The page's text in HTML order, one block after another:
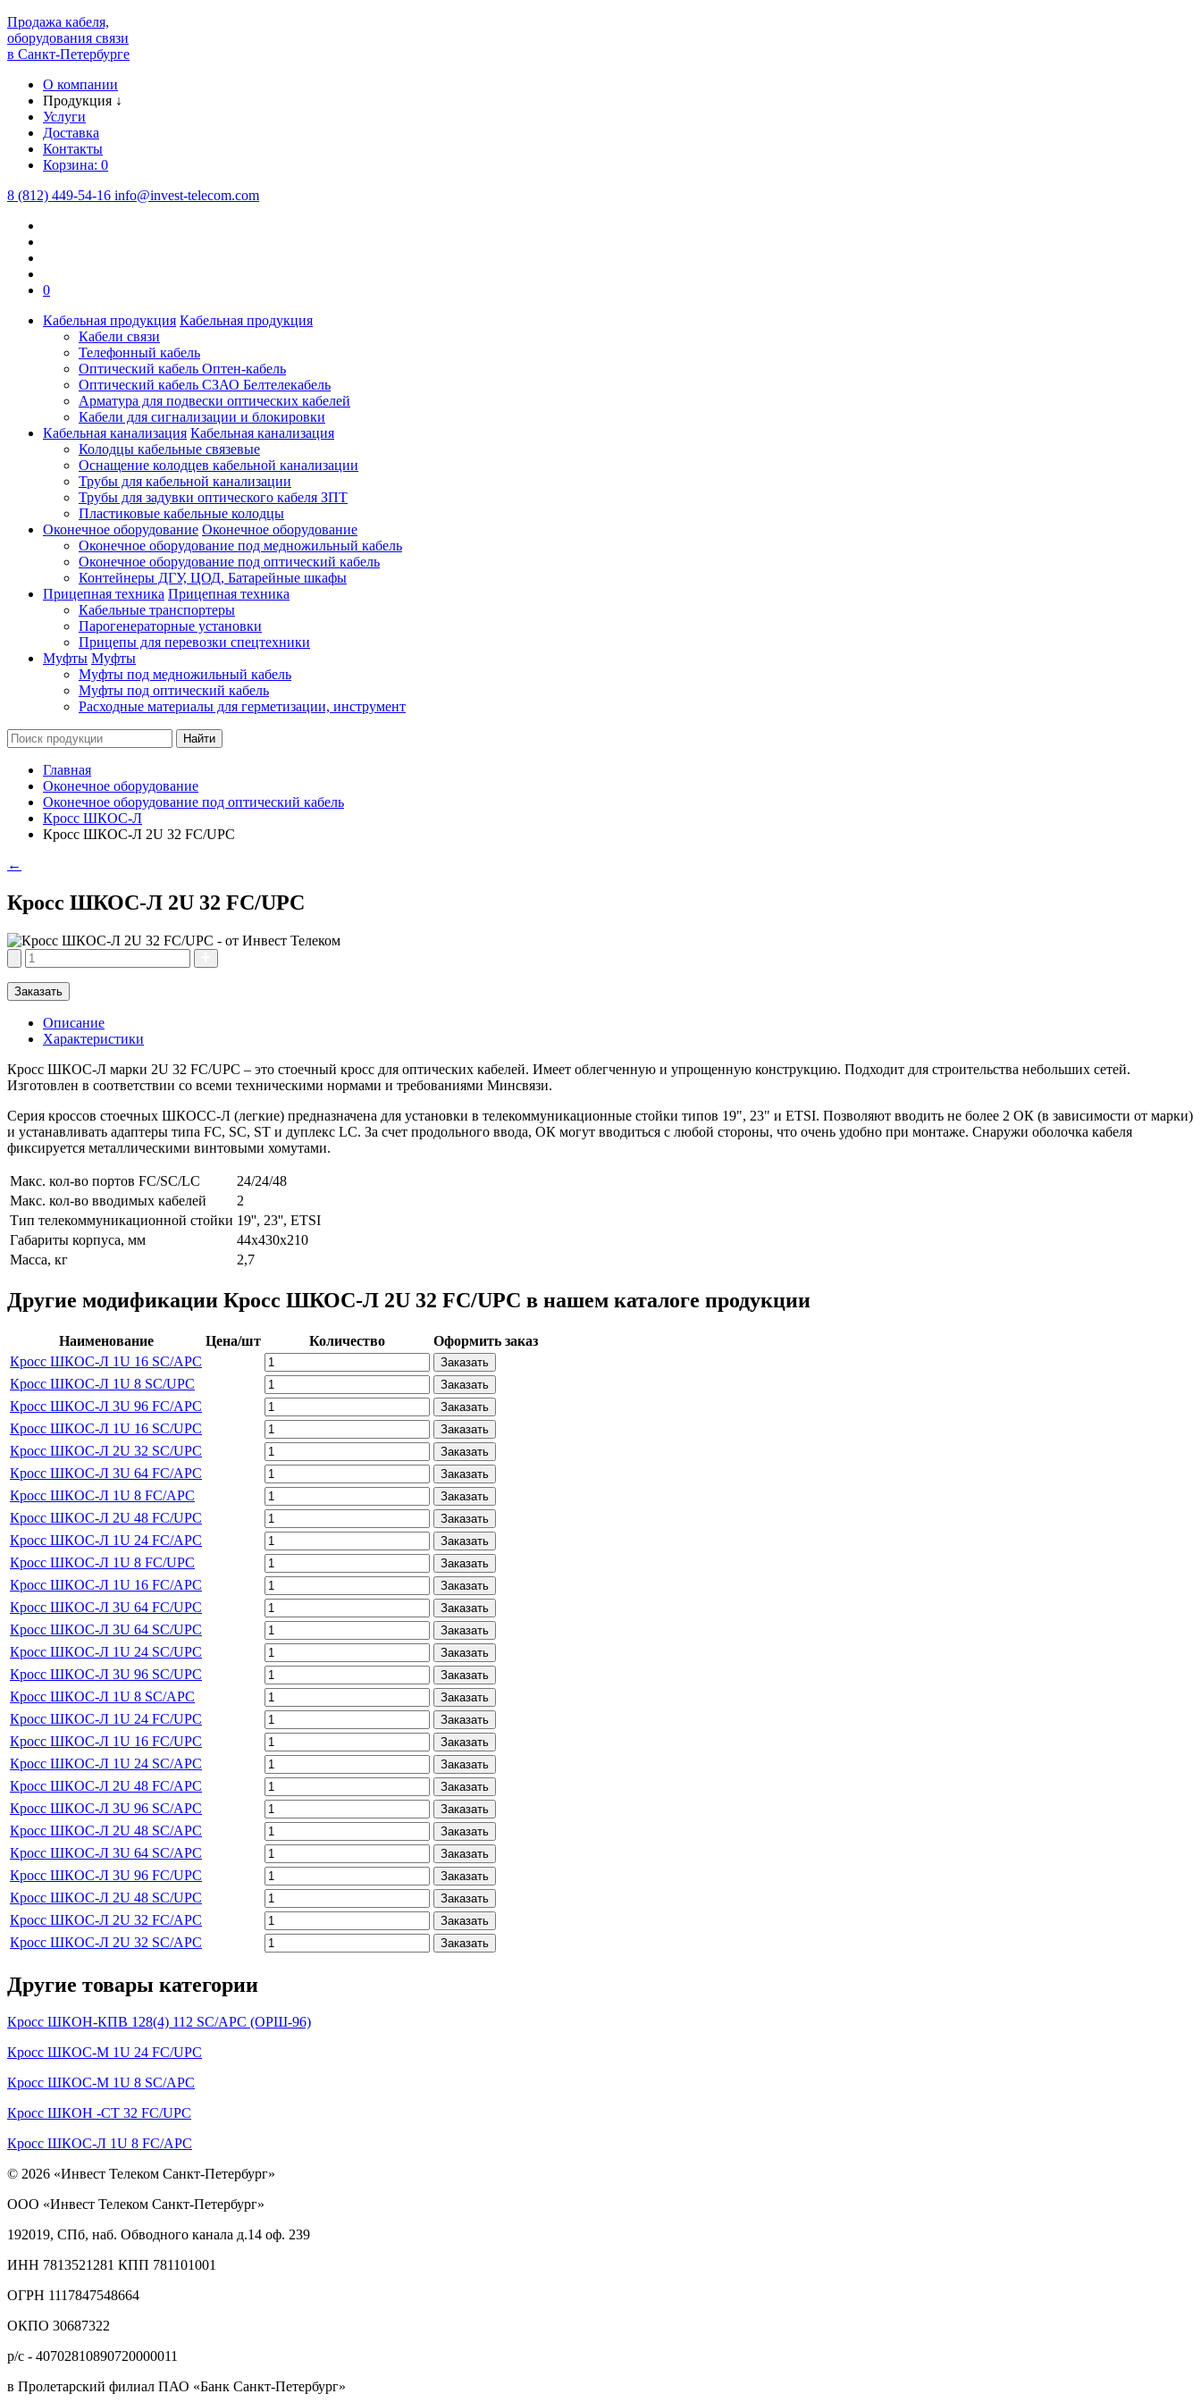
Продажа кабеля,
оборудования связи
в Санкт-Петербурге
О компании
Продукция ↓
Услуги
Доставка
Контакты
Корзина: 0
8 (812) 449-54-16 info@invest-telecom.com
0
Кабельная продукция Кабельная продукция
Кабели связи
Телефонный кабель
Оптический кабель Оптен-кабель
Оптический кабель СЗАО Белтелекабель
Арматура для подвески оптических кабелей
Кабели для сигнализации и блокировки
Кабельная канализация Кабельная канализация
Колодцы кабельные связевые
Оснащение колодцев кабельной канализации
Трубы для кабельной канализации
Трубы для задувки оптического кабеля ЗПТ
Пластиковые кабельные колодцы
Оконечное оборудование Оконечное оборудование
Оконечное оборудование под медножильный кабель
Оконечное оборудование под оптический кабель
Контейнеры ДГУ, ЦОД, Батарейные шкафы
Прицепная техника Прицепная техника
Кабельные транспортеры
Парогенераторные установки
Прицепы для перевозки спецтехники
Муфты Муфты
Муфты под медножильный кабель
Муфты под оптический кабель
Расходные материалы для герметизации, инструмент
Главная
Оконечное оборудование
Оконечное оборудование под оптический кабель
Кросс ШКОС-Л
Кросс ШКОС-Л 2U 32 FC/UPC
←
Кросс ШКОС-Л 2U 32 FC/UPC
Заказать
Описание
Характеристики
Кросс ШКОС-Л марки 2U 32 FC/UPC – это стоечный кросс для оптических кабелей. Имеет облегченную и упрощенную конструкцию. Подходит для строительства небольших сетей.
Изготовлен в соответствии со всеми техническими нормами и требованиями Минсвязи.
Серия кроссов стоечных ШКОСС-Л (легкие) предназначена для установки в телекоммуникационные стойки типов 19", 23" и ETSI. Позволяют вводить не более 2 ОК (в зависимости от марки)
и устанавливать адаптеры типа FC, SC, ST и дуплекс LC. За счет продольного ввода, ОК могут вводиться с любой стороны, что очень удобно при монтаже. Снаружи оболочка кабеля
фиксируется металлическими винтовыми хомутами.
Макс. кол-во портов FC/SC/LC
24/24/48
Макс. кол-во вводимых кабелей
2
Тип телекоммуникационной стойки 19'', 23'', ETSI
Габариты корпуса, мм
44х430х210
Масса, кг
2,7
Другие модификации Кросс ШКОС-Л 2U 32 FC/UPC в нашем каталоге продукции
Наименование Цена/шт Количество
Оформить заказ
Кросс ШКОС-Л 1U 16 SC/APC
Заказать
Кросс ШКОС-Л 1U 8 SC/UPC Заказать
Кросс ШКОС-Л 3U 96 FC/APC Заказать
Кросс ШКОС-Л 1U 16 SC/UPC Заказать
Кросс ШКОС-Л 2U 32 SC/UPC Заказать
Кросс ШКОС-Л 3U 64 FC/APC Заказать
Кросс ШКОС-Л 1U 8 FC/APC Заказать
Кросс ШКОС-Л 2U 48 FC/UPC Заказать
Кросс ШКОС-Л 1U 24 FC/APC Заказать
Кросс ШКОС-Л 1U 8 FC/UPC Заказать
Кросс ШКОС-Л 1U 16 FC/APC Заказать
Кросс ШКОС-Л 3U 64 FC/UPC Заказать
Кросс ШКОС-Л 3U 64 SC/UPC Заказать
Кросс ШКОС-Л 1U 24 SC/UPC Заказать
Кросс ШКОС-Л 3U 96 SC/UPC Заказать
Кросс ШКОС-Л 1U 8 SC/APC Заказать
Кросс ШКОС-Л 1U 24 FC/UPC Заказать
Кросс ШКОС-Л 1U 16 FC/UPC Заказать
Кросс ШКОС-Л 1U 24 SC/APC Заказать
Кросс ШКОС-Л 2U 48 FC/APC Заказать
Кросс ШКОС-Л 3U 96 SC/APC Заказать
Кросс ШКОС-Л 2U 48 SC/APC Заказать
Кросс ШКОС-Л 3U 64 SC/APC Заказать
Кросс ШКОС-Л 3U 96 FC/UPC Заказать
Кросс ШКОС-Л 2U 48 SC/UPC Заказать
Кросс ШКОС-Л 2U 32 FC/APC Заказать
Кросс ШКОС-Л 2U 32 SC/APC Заказать
Другие товары категории
Кросс ШКОН-КПВ 128(4) 112 SC/APC (ОРШ-96)
Кросс ШКОС-М 1U 24 FC/UPC
Кросс ШКОС-М 1U 8 SC/APC
Кросс ШКОН -СТ 32 FC/UPC
Кросс ШКОС-Л 1U 8 FC/APC
© 2026 «Инвест Телеком Санкт-Петербург»
ООО «Инвест Телеком Санкт-Петербург»
192019, СПб, наб. Обводного канала д.14 оф. 239
ИНН 7813521281 КПП 781101001
ОГРН 1117847548664
ОКПО 30687322
р/с - 40702810890720000011
в Пролетарский филиал ПАО «Банк Санкт-Петербург»